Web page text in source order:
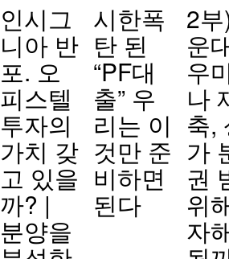
인시그
니아 반
포. 오
피스텔
투자의
가치 갖
고 있을
까? |
분양을
시한폭
탄 된
“PF대
출” 우
리는 이
것만 준
비하면
된다
2
운
우
나
축,
가
권
위
자